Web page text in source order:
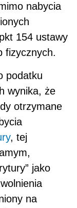
nabycia
154 ustawy
fizycznych.
podatku
wynika, że
otrzymane
, tej
jako
na